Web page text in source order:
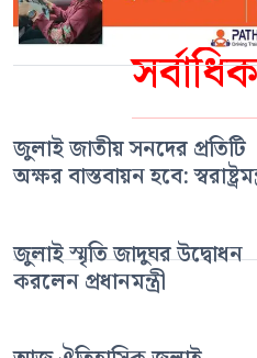
জুলাই জাতীয় সনদের প্রতিটি
অক্ষর বাস্তবায়ন হবে:
জুলাই স্মৃতি জাদুঘর উদ্বোধন
করলেন প্রধানমন্ত্রী